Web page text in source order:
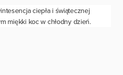
ciepła i świątecznej
miękki koc w chłodny dzień.